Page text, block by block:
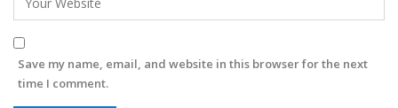
Save my name, email, and website in this browser for the next
time I comment.